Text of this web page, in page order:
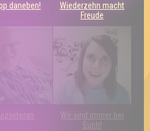
daneben!
Wiederzehn macht
Freude
Wir sind immer bei
Euch!